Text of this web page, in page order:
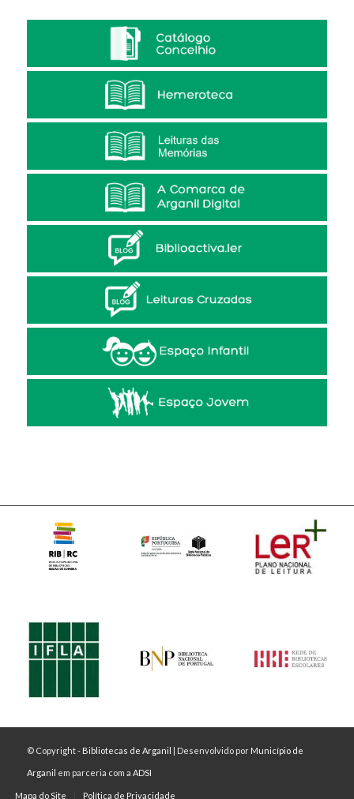
© Copyright - Bibliotecas de Arganil | Desenvolvido por Município de
Arganil em parceria com a ADSI
Mapa do Site Política de Privacidade